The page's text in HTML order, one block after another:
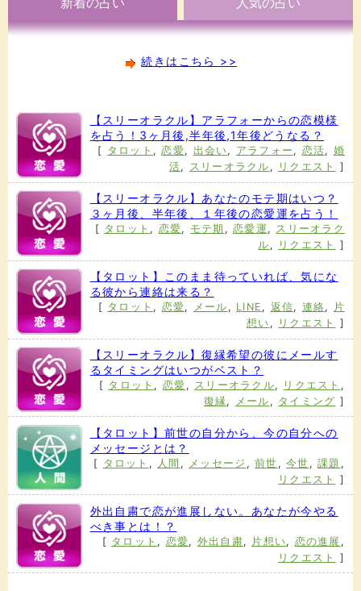
続きはこちら >>
【スリーオラクル】アラフォーからの恋模様
を占う！3ヶ月後,半年後,1年後どうなる？
[ タロット ,恋愛, 出会い, アラフォー , 恋活, 婚
活, スリーオラクル , リクエスト ]
【スリーオラクル】あなたのモテ期はいつ？
３ヶ月後、半年後、１年後の恋愛運を占う！
[ タロット , 恋愛, モテ期 ,恋愛運 , スリーオラク
ル , リクエスト ]
【タロット】このまま待っていれば、気にな
る彼から連絡は来る？
[ タロット , 恋愛, メール , LINE , 返信, 連絡,
片
想い , リクエスト ]
【スリーオラクル】復縁希望の彼にメールす
るタイミングはいつがベスト？
[ タロット , 恋愛 , スリーオラクル, リクエスト ,
復縁 , メール , タイミング ]
【タロット】前世の自分から、今の自分への
メッセージとは？
[ タロット , 人間 , メッセージ ,前世 ,今世 ,課題 ,
リクエスト
]
外出自粛で恋が進展しない。あなたが今やる
べき事とは！？
[ タロット , 恋愛, 外出自粛, 片想い, 恋の進展 ,
リクエスト
]